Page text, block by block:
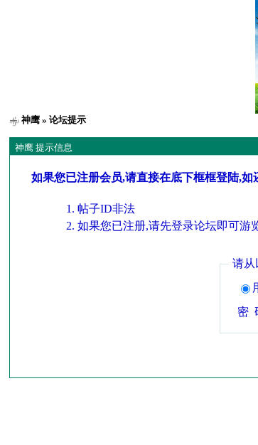
神鹰 » 论坛提示
神鹰 提示信息
如果您已注册会员,请直接在底下框框登陆,
帖子ID非法
如果您已注册,请先登录论坛即可游
请从
密